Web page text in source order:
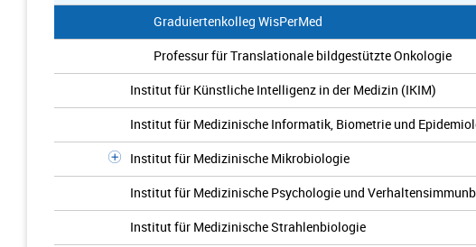
Graduiertenkolleg WisPerMed
Professur für Translationale bildgestützte Onkologie
Institut für Künstliche Intelligenz in der Medizin (IKIM)
Institut für Medizinische Informatik, Biometrie und
Institut für Medizinische Mikrobiologie
Institut für Medizinische Psychologie und
Institut für Medizinische Strahlenbiologie